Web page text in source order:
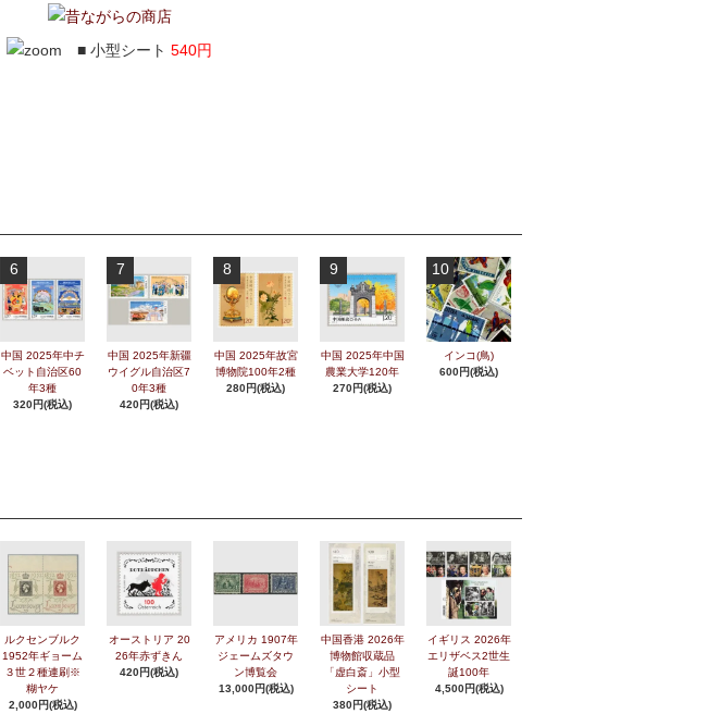
■ 小型シート 540円
6
中国 2025年中チ
ベット自治区60
年3種
320円(税込)
7
中国 2025年新疆
ウイグル自治区7
0年3種
420円(税込)
8
中国 2025年故宮
博物院100年2種
280円(税込)
9
中国 2025年中国
農業大学120年
270円(税込)
10
インコ(鳥)
600円(税込)
ルクセンブルク
1952年ギョーム
３世２種連刷※
糊ヤケ
2,000円(税込)
オーストリア 20
26年赤ずきん
420円(税込)
アメリカ 1907年
ジェームズタウ
ン博覧会
13,000円(税込)
中国香港 2026年
博物館収蔵品
「虚白斎」小型
シート
380円(税込)
イギリス 2026年
エリザベス2世生
誕100年
4,500円(税込)